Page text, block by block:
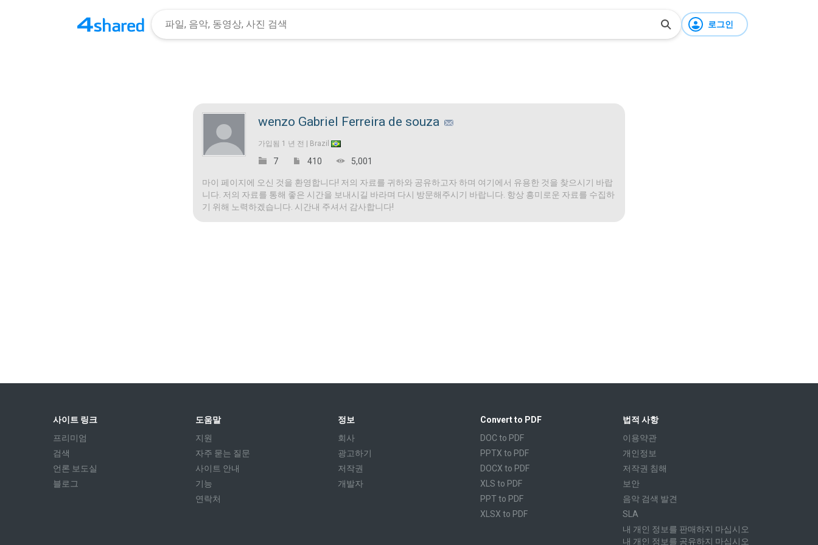
로그인
wenzo Gabriel Ferreira de souza
가입됨 1 년 전 | Brazil
7 410 5,001
마이 페이지에 오신 것을 환영합니다! 저의 자료를 귀하와 공유하고자 하며 여기에서 유용한 것을 찾으시기 바랍
니다. 저의 자료를 통해 좋은 시간을 보내시길 바라며 다시 방문해주시기 바랍니다. 항상 흥미로운 자료를 수집하
기 위해 노력하겠습니다. 시간내 주셔서 감사합니다!
사이트 링크
프리미엄
검색
언론 보도실
블로그
도움말
지원
자주 묻는 질문
사이트 안내
기능
연락처
정보
회사
광고하기
저작권
개발자
Convert to PDF
DOC to PDF
PPTX to PDF
DOCX to PDF
XLS to PDF
PPT to PDF
XLSX to PDF
법적 사항
이용약관
개인정보
저작권 침해
보안
음악 검색 발견
SLA
내 개인 정보를 판매하지 마십시오
내 개인 정보를 공유하지 마십시오